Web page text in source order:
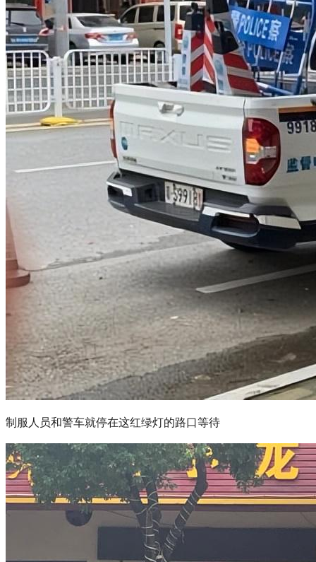
制服人员和警车就停在这红绿灯的路口等待